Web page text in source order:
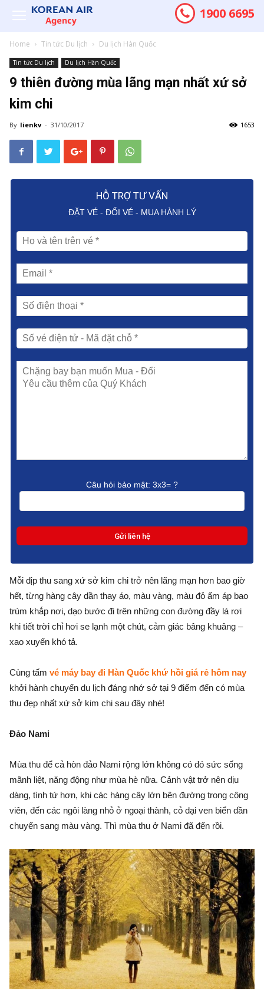
1900 6695
Home Tin tức Du lịch Du lịch Hàn Quốc
Tin tức Du lịch Du lịch Hàn Quốc
9 thiên đường mùa lãng mạn nhất xứ sở
kim chi
By lienkv - 31/10/2017 1653
HỖ TRỢ TƯ VẤN
ĐẶT VÉ - ĐỔI VÉ - MUA HÀNH LÝ
Câu hỏi bảo mật: 3x3= ?
Mỗi dịp thu sang xứ sở kim chi trở nên lãng mạn hơn bao giờ
hết, từng hàng cây dần thay áo, màu vàng, màu đỏ ấm áp bao
trùm khắp nơi, dạo bước đi trên những con đường đầy lá rơi
khi tiết trời chỉ hơi se lạnh một chút, cảm giác bâng khuâng –
xao xuyến khó tả.
Cùng tấm vé máy bay đi Hàn Quốc khứ hồi giá rẻ hôm nay
khởi hành chuyến du lịch đáng nhớ sở tại 9 điểm đến có mùa
thu đẹp nhất xứ sở kim chi sau đây nhé!
Đảo Nami
Mùa thu để cả hòn đảo Nami rộng lớn không có đó sức sống
mãnh liệt, năng động như mùa hè nữa. Cảnh vật trở nên dịu
dàng, tình tứ hơn, khi các hàng cây lớn bên đường trong công
viên, đến các ngôi làng nhỏ ở ngoại thành, cỏ dại ven biển dần
chuyển sang màu vàng. Thì mùa thu ở Nami đã đến rồi.